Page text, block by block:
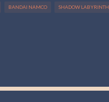
BANDAI NAMCO SHADOW LABYRINTH